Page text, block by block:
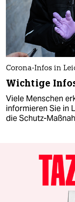
Corona-Infos in
Wichtige
Viele Menschen
informieren Sie in
die Schutz-